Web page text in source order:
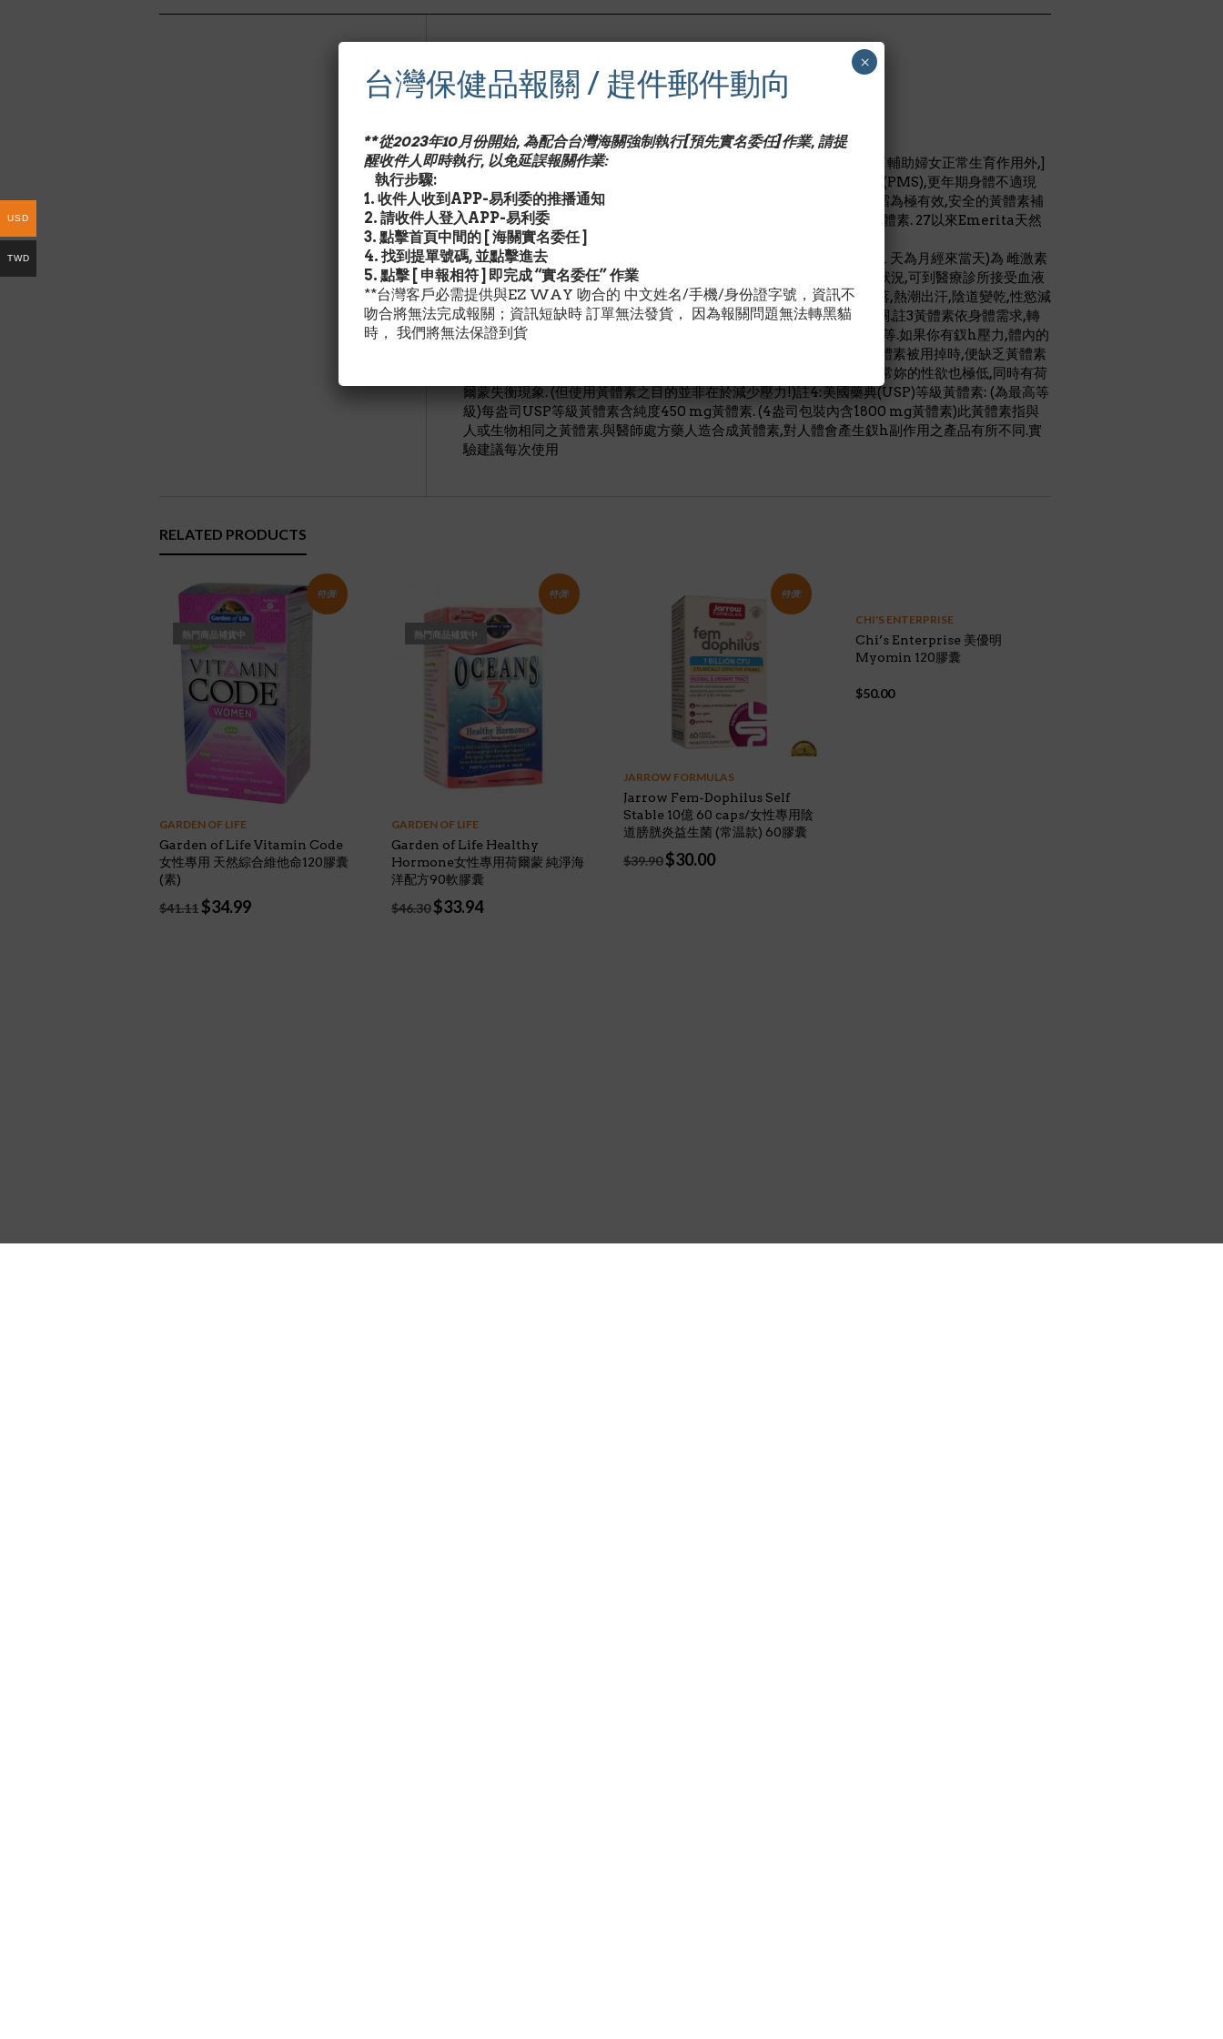
產品特色/Description:
**黃體素( Progesterone)為女性生理週期後二週主導荷爾蒙, -註1,除了輔助婦女正常生育作用外,]
有助骨質增生,將脂肪代謝成能量.當婦女缺乏黃體素時,常有經前症候群(PMS),更年期身體不適現
象. -註2黃體素更扮演製造其他荷爾蒙的重要角色-註3此天然黃體素乳霜為極有效,安全的黃體素補
充品,符合美國藥典(USP)等級, -註4,並且為唯一經由臨床實驗的天然黃體素. 27以來Emerita天然
黃體素乳霜為美國有機健康食品店,最暢銷的天然黃體素產品.
*不含Paraben (防腐劑)註1:婦女正常荷爾蒙分泌,在前二週(1-14天,第１天為月經來當天)為 雌激素
(estrogen)荷爾蒙主導時期.註2:婦女要檢視體內雌激素或 黃體素失衡狀況,可到醫療診所接受血液
或唾液檢查(內分泌/荷爾蒙).更年期/前身體不適(例如骨質疏鬆,情緒低落,熱潮出汗,陰道變乾,性慾減
低等.但不是每個人都有相同症狀)與雌激素vs黃體素不均衡(或缺乏)有關.註3黃體素依身體需求,轉
變為其他荷爾蒙,例如DHEA,腎上腺皮質固醇(cortisol),雌激素,睪丸素等.如果你有釵h壓力,體內的
黃體素便大量轉化成為腎上腺皮質固醇又稱 壓力荷爾蒙,當體內大量黃體素被用掉時,便缺乏黃體素
製造睪丸素(雄激素)-刺激男女性欲的荷爾蒙.因此當妳有極大壓力時,通常妳的性欲也極低,同時有荷
爾蒙失衡現象. (但使用黃體素之目的並非在於減少壓力!)註4:美國藥典(USP)等級黃體素: (為最高等
級)每盎司USP等級黃體素含純度450 mg黃體素. (4盎司包裝內含1800 mg黃體素)此黃體素指與
人或生物相同之黃體素.與醫師處方藥人造合成黃體素,對人體會產生釵h副作用之產品有所不同.實
驗建議每次使用
RELATED PRODUCTS
特價!
熱門商品補貨中
GARDEN OF LIFE
Garden of Life Vitamin Code
女性專用 天然綜合維他命120膠囊
(素)
$41.11 Original
$34.99Current
特價!
熱門商品補貨中
GARDEN OF LIFE
Garden of Life Healthy
Hormone女性專用荷爾蒙 純淨海
洋配方90軟膠囊
$46.30 Original
$33.94Current
特價!
JARROW FORMULAS
Jarrow Fem-Dophilus Self
Stable 10億 60 caps/女性專用陰
道膀胱炎益生菌 (常温款) 60膠囊
$39.90 Original
$30.00Current
CHI'S ENTERPRISE
Chi’s Enterprise 美優明
Myomin 120膠囊
$50.00
台灣保健品報關 / 趕件郵件動向
**從2023年10月份開始, 為配合台灣海關強制執行[預先實名委任]作業, 請提
醒收件人即時執行, 以免延誤報關作業:
執行步驟:
1. 收件人收到APP-易利委的推播通知
2. 請收件人登入APP-易利委
3. 點擊首頁中間的 [ 海關實名委任 ]
4. 找到提單號碼, 並點擊進去
5. 點擊 [ 申報相符 ] 即完成 “實名委任” 作業
**台灣客戶必需提供與EZ WAY 吻合的 中文姓名/手機/身份證字號，資訊不
吻合將無法完成報關；資訊短缺時 訂單無法發貨， 因為報關問題無法轉黑貓
時， 我們將無法保證到貨
×
USD
TWD